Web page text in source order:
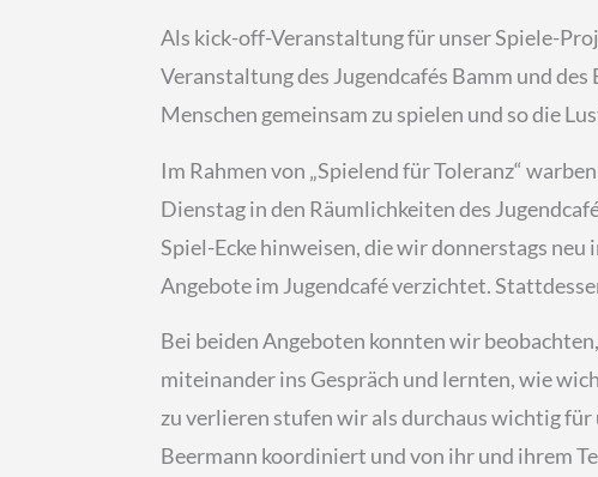
Als kick-off-Veranstaltung für unser Spiele-
Veranstaltung des Jugendcafés Bamm und
Menschen gemeinsam zu spielen und so die
Im Rahmen von „Spielend für Toleranz“
Dienstag in den Räumlichkeiten des
Spiel-Ecke hinweisen, die wir donnerstags
Angebote im Jugendcafé verzichtet.
Bei beiden Angeboten konnten wir
miteinander ins Gespräch und lernten, wie
zu verlieren stufen wir als durchaus wichtig
Beermann koordiniert und von ihr und ihrem